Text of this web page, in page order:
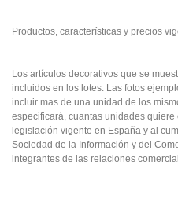
Productos, características y precios
Los artículos decorativos que se
incluidos en los lotes. Las fotos
incluir mas de una unidad de los
especificará, cuantas unidades
legislación vigente en España y al
Sociedad de la Información y del
integrantes de las relaciones